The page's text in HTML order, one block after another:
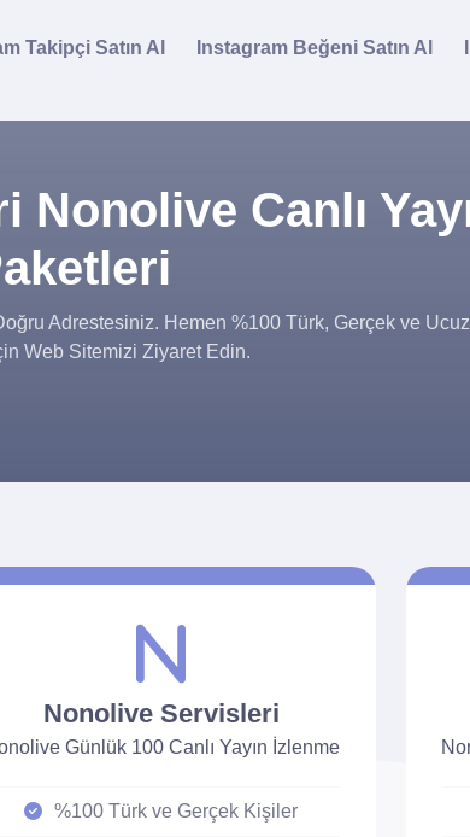
Takipçi Satın Al Instagram Beğeni Satın Al
Canlı
Adrestesiniz. Hemen %100 Türk, Gerçek ve Ucuz
Web Sitemizi Ziyaret Edin.
Nonolive Servisleri
Günlük 100 Canlı Yayın İzlenme
%100 Türk ve Gerçek Kişiler